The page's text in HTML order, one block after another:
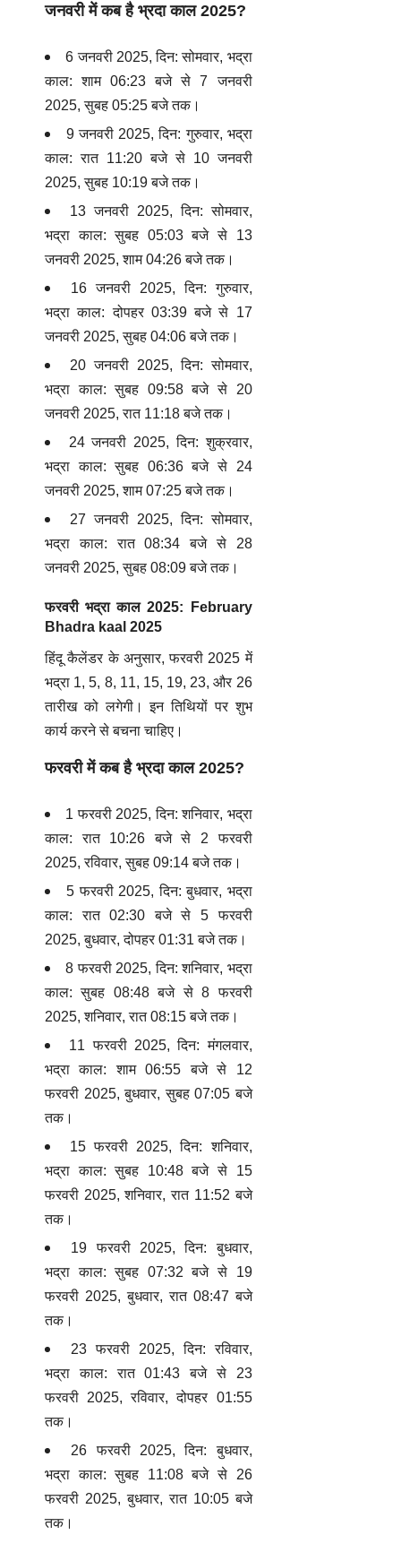
जनवरी में कब है भ्रदा काल 2025?
6 जनवरी 2025, दिन: सोमवार, भद्रा
काल: शाम 06:23 बजे से 7 जनवरी
2025, सुबह 05:25 बजे तक।
9 जनवरी 2025, दिन: गुरुवार, भद्रा
काल: रात 11:20 बजे से 10 जनवरी
2025, सुबह 10:19 बजे तक।
13 जनवरी 2025, दिन: सोमवार,
भद्रा काल: सुबह 05:03 बजे से 13
जनवरी 2025, शाम 04:26 बजे तक।
16 जनवरी 2025, दिन: गुरुवार,
भद्रा काल: दोपहर 03:39 बजे से 17
जनवरी 2025, सुबह 04:06 बजे तक।
20 जनवरी 2025, दिन: सोमवार,
भद्रा काल: सुबह 09:58 बजे से 20
जनवरी 2025, रात 11:18 बजे तक।
24 जनवरी 2025, दिन: शुक्रवार,
भद्रा काल: सुबह 06:36 बजे से 24
जनवरी 2025, शाम 07:25 बजे तक।
27 जनवरी 2025, दिन: सोमवार,
भद्रा काल: रात 08:34 बजे से 28
जनवरी 2025, सुबह 08:09 बजे तक।
फरवरी भद्रा काल 2025: February
Bhadra kaal 2025
हिंदू कैलेंडर के अनुसार, फरवरी 2025 में
भद्रा 1, 5, 8, 11, 15, 19, 23, और 26
तारीख को लगेगी। इन तिथियों पर शुभ
कार्य करने से बचना चाहिए।
फरवरी में कब है भ्रदा काल 2025?
1 फरवरी 2025, दिन: शनिवार, भद्रा
काल: रात 10:26 बजे से 2 फरवरी
2025, रविवार, सुबह 09:14 बजे तक।
5 फरवरी 2025, दिन: बुधवार, भद्रा
काल: रात 02:30 बजे से 5 फरवरी
2025, बुधवार, दोपहर 01:31 बजे तक।
8 फरवरी 2025, दिन: शनिवार, भद्रा
काल: सुबह 08:48 बजे से 8 फरवरी
2025, शनिवार, रात 08:15 बजे तक।
11 फरवरी 2025, दिन: मंगलवार,
भद्रा काल: शाम 06:55 बजे से 12
फरवरी 2025, बुधवार, सुबह 07:05 बजे
तक।
15 फरवरी 2025, दिन: शनिवार,
भद्रा काल: सुबह 10:48 बजे से 15
फरवरी 2025, शनिवार, रात 11:52 बजे
तक।
19 फरवरी 2025, दिन: बुधवार,
भद्रा काल: सुबह 07:32 बजे से 19
फरवरी 2025, बुधवार, रात 08:47 बजे
तक।
23 फरवरी 2025, दिन: रविवार,
भद्रा काल: रात 01:43 बजे से 23
फरवरी 2025, रविवार, दोपहर 01:55
तक।
26 फरवरी 2025, दिन: बुधवार,
भद्रा काल: सुबह 11:08 बजे से 26
फरवरी 2025, बुधवार, रात 10:05 बजे
तक।